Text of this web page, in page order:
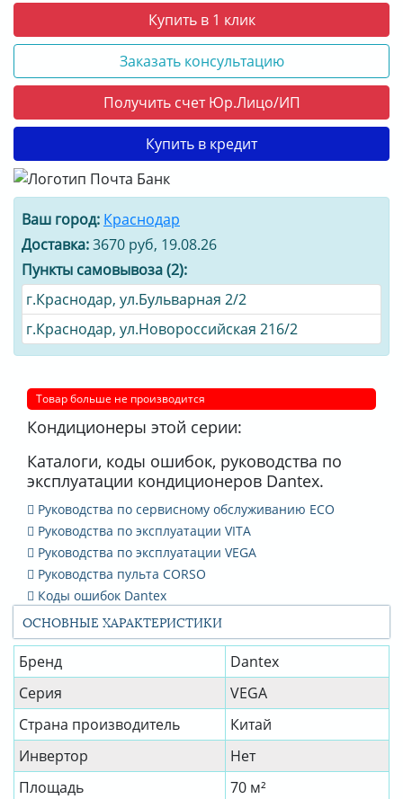
ОСНОВНЫЕ ХАРАКТЕРИСТИКИ
Бренд
Dantex
Серия
VEGA
Страна производитель
Китай
Инвертор
Нет
Площадь
70 м²
Купить в 1 клик
Заказать консультацию
Получить счет Юр.Лицо/ИП
Купить в кредит
Ваш город: Краснодар
Доставка:3670 руб, 19.08.26
Пункты самовывоза (2):
г.Краснодар, ул.Бульварная 2/2
г.Краснодар, ул.Новороссийская 216/2
Товар больше не производится
Кондиционеры этой серии:
Каталоги, коды ошибок, руководства по
эксплуатации кондиционеров Dantex.
Руководства по сервисному обслуживанию ECO
Руководства по эксплуатации VITA
Руководства по эксплуатации VEGA
Руководства пульта CORSO
Коды ошибок Dantex